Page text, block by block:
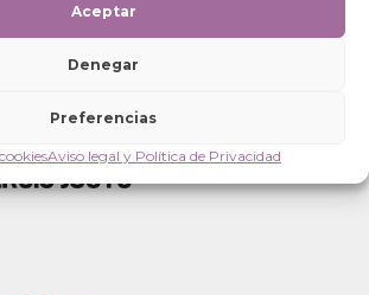
Aceptar
Denegar
Preferencias
Aviso legal y Política de Privacidad